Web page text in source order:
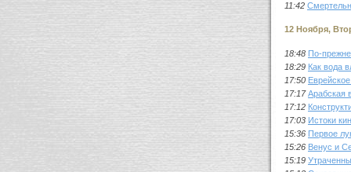
11:42
12 Ноября,
18:48 По-
18:29 Как вода
17:50
17:17 Арабская
17:12
17:03 Истоки
15:36 Первое
15:26 Венус и
15:19